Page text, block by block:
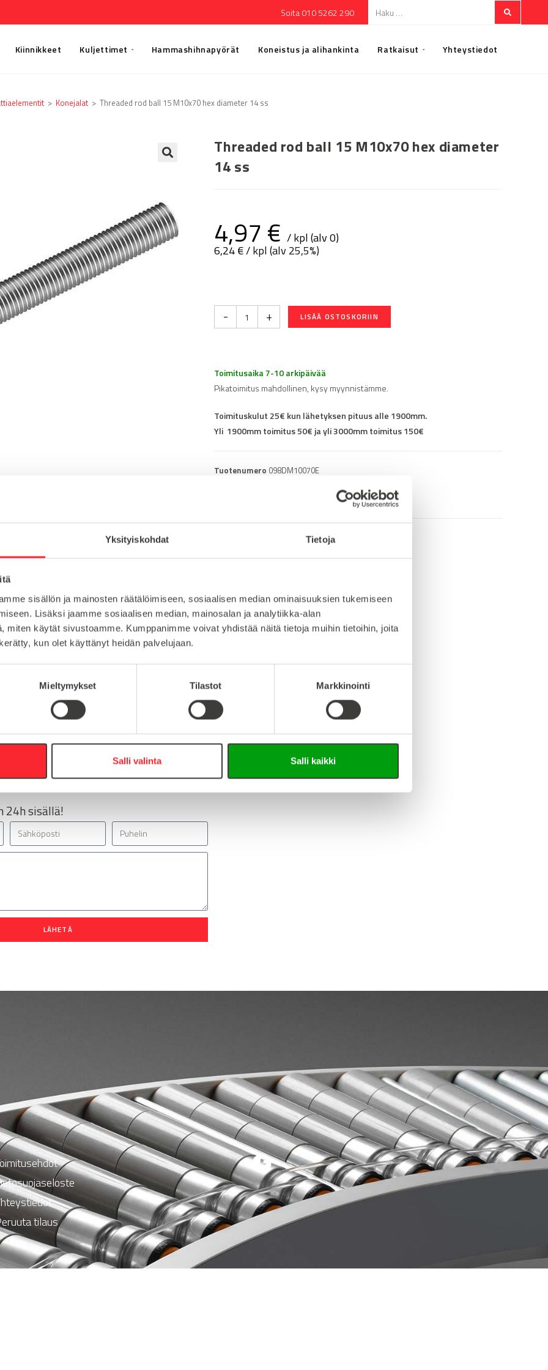
Yksityiskohdat Tietoja
sisällön ja mainosten räätälöimiseen, sosiaalisen median ominaisuuksien tukemiseen
Lisäksi jaamme sosiaalisen median, mainosalan ja analytiikka-alan
miten käytät sivustoamme. Kumppanimme voivat yhdistää näitä tietoja muihin tietoihin, joita
kun olet käyttänyt heidän palvelujaan.
Mieltymykset Tilastot Markkinointi
Salli valinta Salli kaikki
Soita 010 5262 290
Kiinnikkeet Kuljettimet Hammashihnapyörät Koneistus ja alihankinta Ratkaisut Yhteystiedot
> Konejalat > Threaded rod ball 15 M10x70 hex diameter 14 ss
Threaded rod ball 15 M10x70 hex diameter
14 ss
4,97€ / kpl (alv 0)
6,24€/ kpl (alv 25,5%)
- + LISÄÄ OSTOSKORIIN
Toimitusaika 7-10 arkipäivää
Pikatoimitus mahdollinen, kysy myynnistämme.
Toimituskulut 25€ kun lähetyksen pituus alle 1900mm.
Yli 1900mm toimitus 50€ ja yli 3000mm toimitus 150€
Tuotenumero 098DM10070E
ruostumaton teräs
M10 Lataa 3D-tiedosto (Step-tiedosto)
24h sisällä!
LÄHETÄ
tilaus